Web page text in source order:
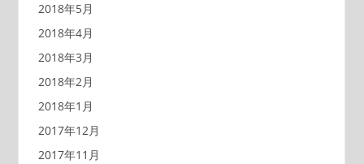
2018年5月
2018年4月
2018年3月
2018年2月
2018年1月
2017年12月
2017年11月